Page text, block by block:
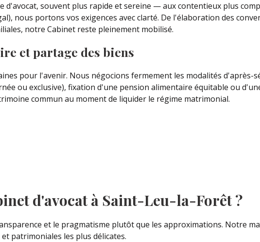
souvent plus rapide et sereine — aux contentieux plus
nous portons vos exigences avec clarté. De l'élaboration des
notre Cabinet reste pleinement mobilisé.
et partage des biens
pour l'avenir. Nous négocions fermement les modalités d'après-
ou exclusive), fixation d'une pension alimentaire équitable ou
commun au moment de liquider le régime matrimonial.
d'avocat à Saint-Leu-la-Forêt ?
et le pragmatisme plutôt que les approximations. Notre
patrimoniales les plus délicates.